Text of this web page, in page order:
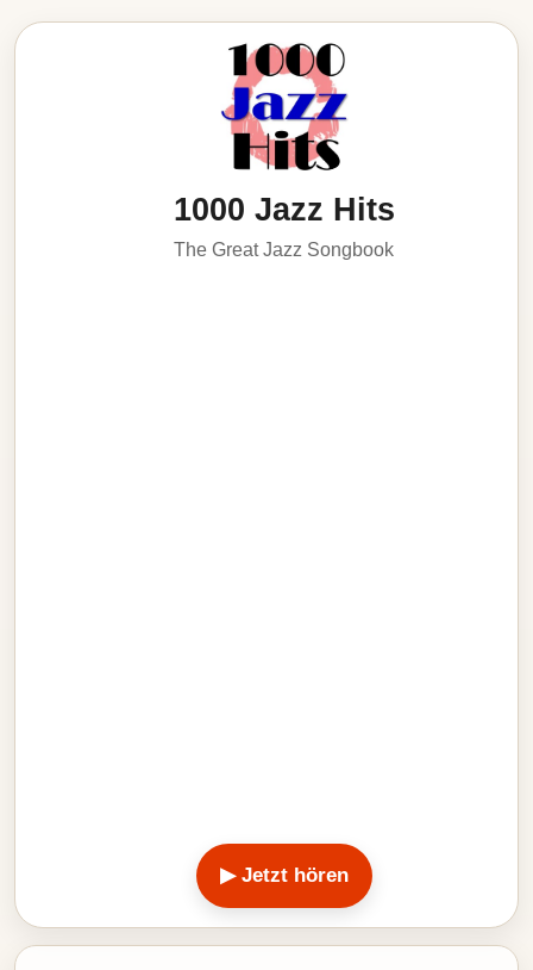
1000 Jazz Hits
The Great Jazz Songbook
▶ Jetzt hören